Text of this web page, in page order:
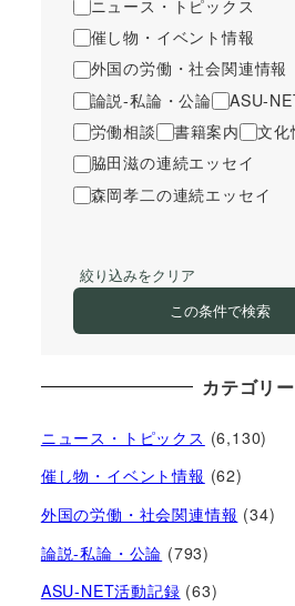
ニュース・トピックス
催し物・イベント情報
外国の労働・社会関連情報
論説-私論・公論
ASU-
労働相談
書籍案内
文化
脇田滋の連続エッセイ
森岡孝二の連続エッセイ
絞り込みをクリア
この条件で検索
カテゴリー
ニュース・トピックス (6,130)
催し物・イベント情報 (62)
外国の労働・社会関連情報 (34)
論説-私論・公論 (793)
ASU-NET活動記録 (63)